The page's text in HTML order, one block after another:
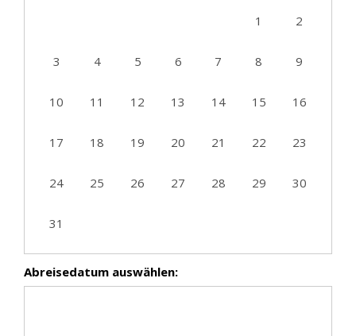
1 2
3 4 5 6 7 8 9
10 11 12 13 14 15 16
17 18 19 20 21 22 23
24 25 26 27 28 29 30
31
Abreisedatum auswählen: